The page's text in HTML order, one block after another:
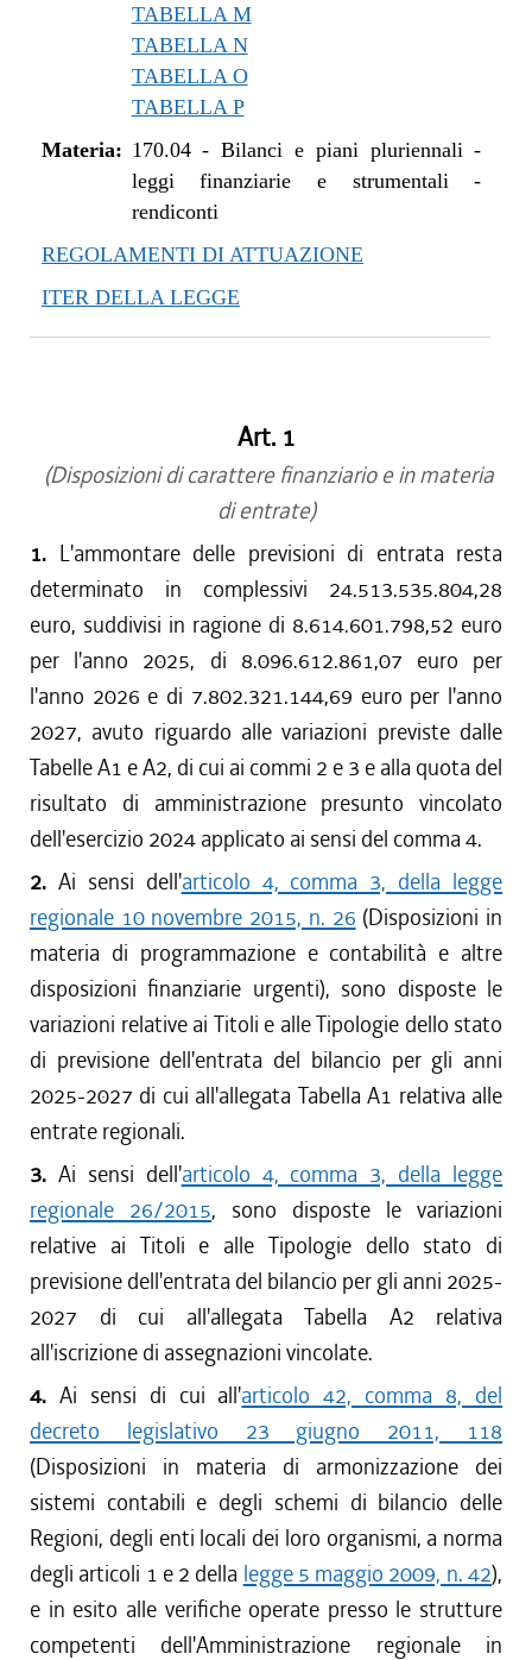
TABELLA M
TABELLA N
TABELLA O
TABELLA P
Materia: 170.04-Bilanci e piani pluriennali -
leggi finanziarie e strumentali -
rendiconti
REGOLAMENTI DI ATTUAZIONE
ITER DELLA LEGGE
Art. 1
(Disposizioni di carattere finanziario e in materia
di entrate)
1. L'ammontare delle previsioni di entrata resta
determinato in complessivi 24.513.535.804,28
euro, suddivisi in ragione di 8.614.601.798,52 euro
per l'anno 2025, di 8.096.612.861,07 euro per
l'anno 2026 e di 7.802.321.144,69 euro per l'anno
2027, avuto riguardo alle variazioni previste dalle
Tabelle A1 e A2, di cui ai commi 2 e 3 e alla quota del
risultato di amministrazione presunto vincolato
dell'esercizio 2024 applicato ai sensi del comma 4.
2. Ai sensi dell'articolo 4, comma 3, della legge
regionale 10 novembre 2015, n. 26 (Disposizioni in
materia di programmazione e contabilità e altre
disposizioni finanziarie urgenti), sono disposte le
variazioni relative ai Titoli e alle Tipologie dello stato
di previsione dell'entrata del bilancio per gli anni
2025-2027 di cui all'allegata Tabella A1 relativa alle
entrate regionali.
3. Ai sensi dell'articolo 4, comma 3, della legge
regionale 26/2015, sono disposte le variazioni
relative ai Titoli e alle Tipologie dello stato di
previsione dell'entrata del bilancio per gli anni 2025-
2027 di cui all'allegata Tabella A2 relativa
all'iscrizione di assegnazioni vincolate.
4. Ai sensi di cui all'articolo 42, comma 8, del
decreto legislativo 23 giugno 2011, 118
(Disposizioni in materia di armonizzazione dei
sistemi contabili e degli schemi di bilancio delle
Regioni, degli enti locali dei loro organismi, a norma
degli articoli 1 e 2 della legge 5 maggio 2009, n. 42),
e in esito alle verifiche operate presso le strutture
competenti dell'Amministrazione regionale in